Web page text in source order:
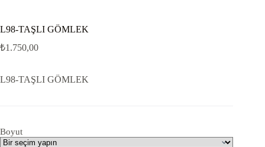
L98-TAŞLI GÖMLEK
₺1.750,00
L98-TAŞLI GÖMLEK
Boyut